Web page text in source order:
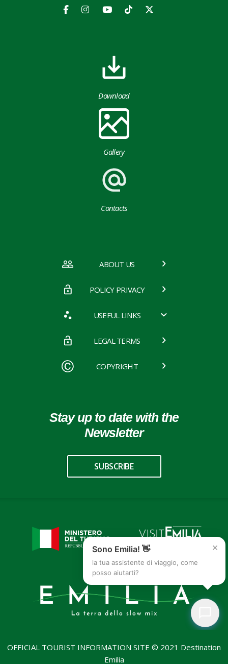
Download
Gallery
Contacts
ABOUT US
POLICY PRIVACY
USEFUL LINKS
LEGAL TERMS
COPYRIGHT
Stay up to date with the
Newsletter
SUBSCRIBE
OFFICIAL TOURIST INFORMATION SITE © 2021 Destination
Emilia
×
Sono Emilia! 👋
la tua assistente di viaggio, come
posso aiutarti?